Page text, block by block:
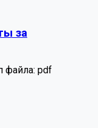
за
файла: pdf